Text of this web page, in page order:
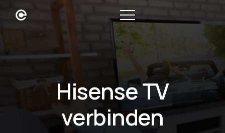
Hisense TV
verbinden